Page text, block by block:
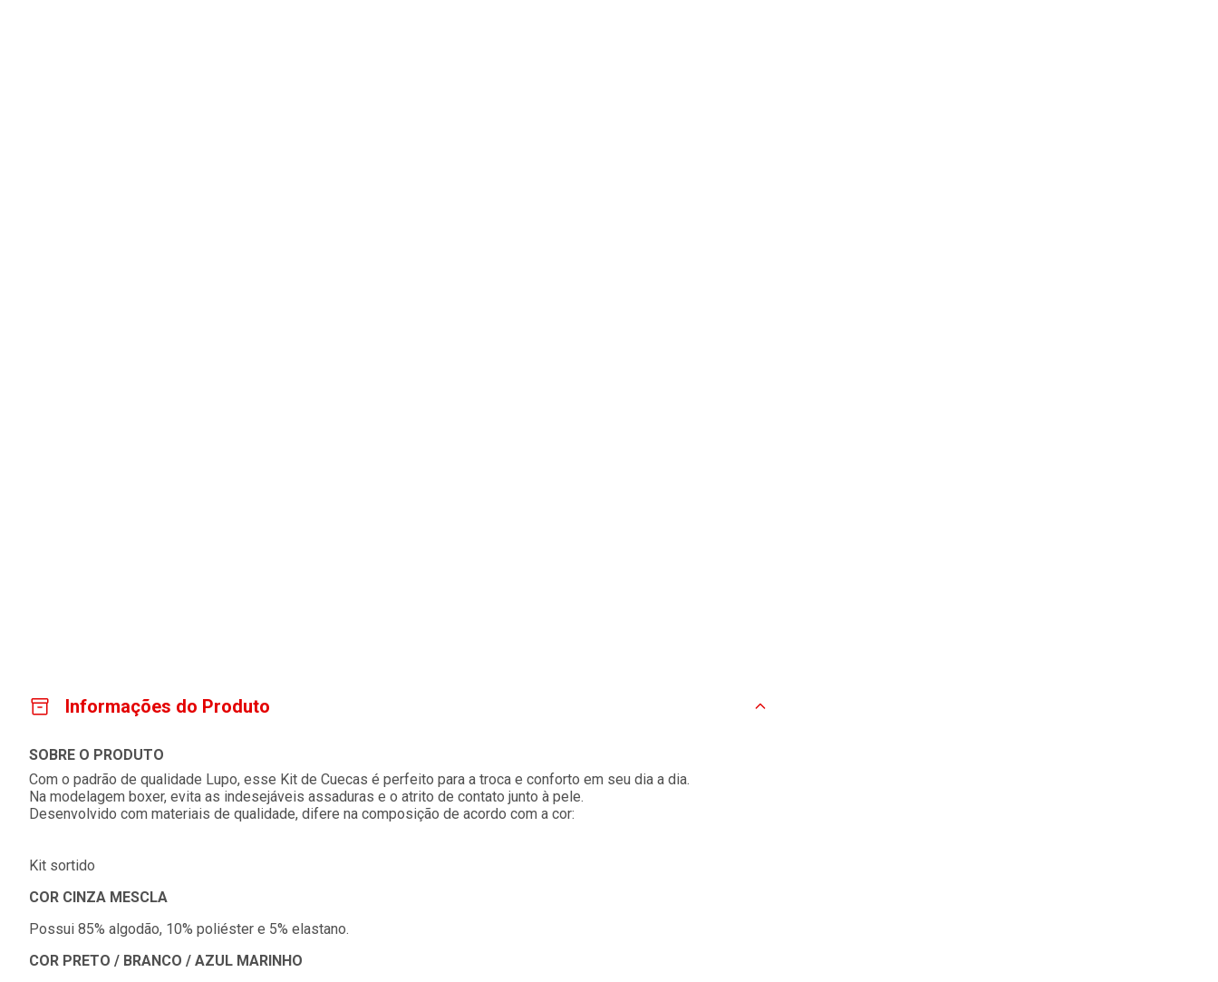
Informações do Produto
SOBRE O PRODUTO
Com o padrão de qualidade Lupo, esse Kit de Cuecas é perfeito para a troca e conforto em seu dia a dia.
Na modelagem boxer, evita as indesejáveis assaduras e o atrito de contato junto à pele.
Desenvolvido com materiais de qualidade, difere na composição de acordo com a cor:
Kit sortido
COR CINZA MESCLA
Possui 85% algodão, 10% poliéster e 5% elastano.
COR PRETO / BRANCO / AZUL MARINHO